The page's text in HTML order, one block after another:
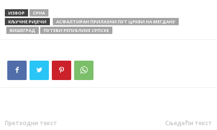
ИЗВОР
СРНА
КЉУЧНЕ РИЈЕЧИ
АСФАЛТИРАН ПРИЛАЗНИ ПУТ ЦРКВИ НА МЕГДАНУ
ВИШЕГРАД
ПУТЕВИ РЕПУБЛИКЕ СРПСКЕ
Претходни текст Сљедећи текст